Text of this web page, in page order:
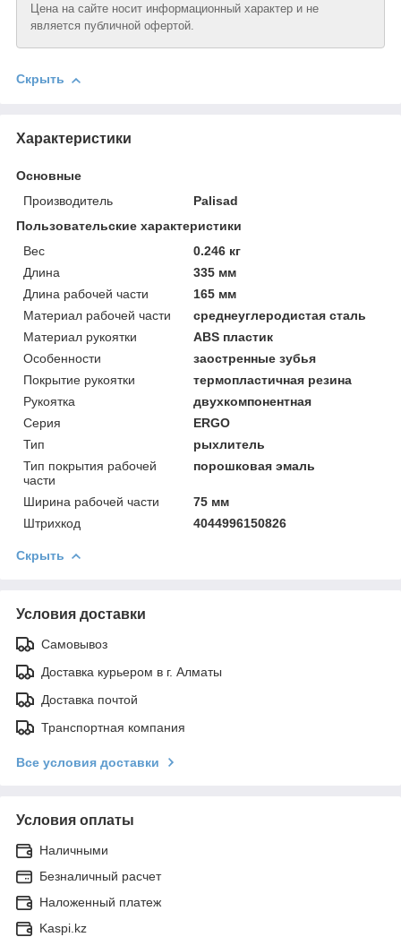
Цена на сайте носит информационный характер и не
является публичной офертой.
Скрыть
Характеристики
Основные
Производитель
Palisad
Пользовательские характеристики
Вeс
0.246 кг
Длинa
335 мм
Длинa рабочей части
165 мм
Материал рабочей части
среднеуглеродистая сталь
Материал рукоятки
ABS пластик
Особенности
заостренные зубья
Покрытие рукоятки
термопластичная резина
Рукоятка
двухкомпонентная
Серия
ERGO
Тип
рыхлитель
Тип покрытия рабочей
части
порошковая эмаль
Ширинa рабочей части
75 мм
Штрихкод
4044996150826
Скрыть
Условия доставки
Самовывоз
Доставка курьером в г. Алматы
Доставка почтой
Транспортная компания
Все условия доставки
Условия оплаты
Наличными
Безналичный расчет
Наложенный платеж
Kaspi.kz